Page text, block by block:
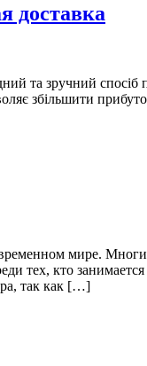
доставка
зручний спосіб
збільшити
мире.
тех, кто
так как […]